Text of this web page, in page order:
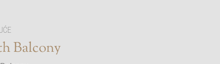
Balcony